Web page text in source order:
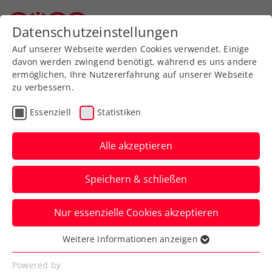
AllgemeineKlasse
Jugend
SeniorInnen
Meisterschaft wählen
OÖ. Mannschaftsmeisterschaft 2026 / Herren 60
Datenschutzeinstellungen
Auf unserer Webseite werden Cookies verwendet. Einige
davon werden zwingend benötigt, während es uns andere
ermöglichen, Ihre Nutzererfahrung auf unserer Webseite
zu verbessern.
Essenziell Statistiken
Alle akzeptieren
Speichern & schließen
Nur essenzielle Cookies akzeptieren
Essenziell
Essenzielle Cookies werden für grundlegende
Weitere Informationen anzeigen
Powered by